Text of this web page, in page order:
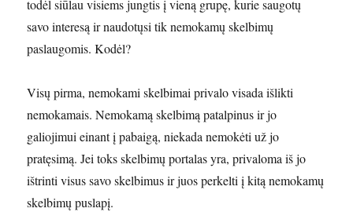
todėl siūlau visiems jungtis į vieną grupę, kurie saugotų
savo interesą ir naudotųsi tik nemokamų skelbimų
paslaugomis. Kodėl?
Visų pirma, nemokami skelbimai privalo visada išlikti
nemokamais. Nemokamą skelbimą patalpinus ir jo
galiojimui einant į pabaigą, niekada nemokėti už jo
pratęsimą. Jei toks skelbimų portalas yra, privaloma iš jo
ištrinti visus savo skelbimus ir juos perkelti į kitą nemokamų
skelbimų puslapį.